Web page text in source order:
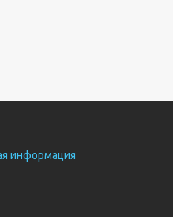
информация